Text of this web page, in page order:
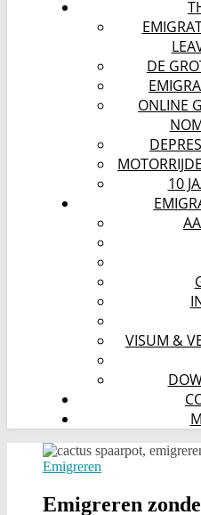
DE
ONLINE
10
VISUM &
Emigreren
Emigreren